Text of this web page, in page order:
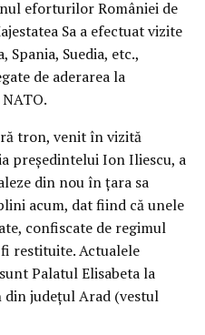
eforturilor României de
Sa a efectuat vizite
Suedia, etc.,
de aderarea la
tron, venit în vizită
preşedintelui Ion Iliescu, a
din nou în ţara sa
acum, dat fiind că unele
confiscate de regimul
restituite. Actualele
Palatul Elisabeta la
din judeţul Arad (vestul